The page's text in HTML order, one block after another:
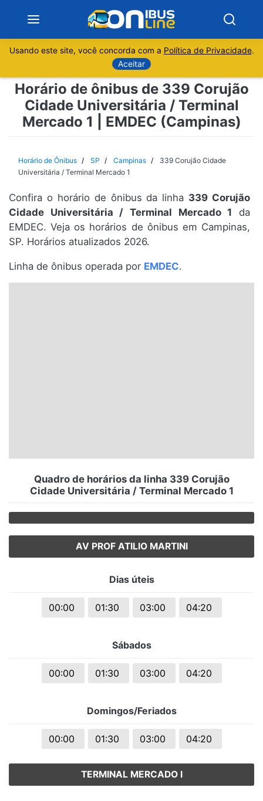
Sobre
Minas Gerais
Espírito Santo
Paraná
Santa Catarina
Usando este site, você concorda com a Política de Privacidade.
Aceitar
Horário de ônibus de 339 Corujão
Cidade Universitária / Terminal
Mercado 1 | EMDEC (Campinas)
Horário de Ônibus SP Campinas
339 Corujão Cidade
Universitária / Terminal Mercado 1
Confira o horário de ônibus da linha 339 Corujão
Cidade Universitária / Terminal Mercado 1 da
EMDEC. Veja os horários de ônibus em Campinas,
SP. Horários atualizados 2026.
Linha de ônibus operada por EMDEC.
Quadro de horários da linha 339 Corujão
Cidade Universitária / Terminal Mercado 1
AV PROF ATILIO MARTINI
Dias úteis
00:00 01:30 03:00 04:20
Sábados
00:00 01:30 03:00 04:20
Domingos/Feriados
00:00 01:30 03:00 04:20
TERMINAL MERCADO I